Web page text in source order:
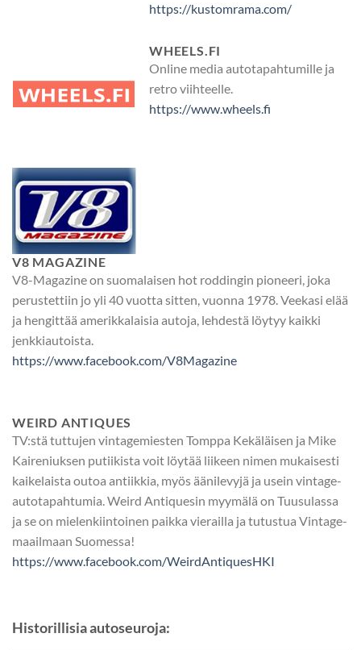
https://kustomrama.com/
WHEELS.FI
Online media autotapahtumille ja
retro viihteelle.
https://www.wheels.fi
V8 MAGAZINE
V8-Magazine on suomalaisen hot roddingin pioneeri, joka
perustettiin jo yli 40 vuotta sitten, vuonna 1978. Veekasi elää
ja hengittää amerikkalaisia autoja, lehdestä löytyy kaikki
jenkkiautoista.
https://www.facebook.com/V8Magazine
WEIRD ANTIQUES
TV:stä tuttujen vintagemiesten Tomppa Kekäläisen ja Mike
Kaireniuksen putiikista voit löytää liikeen nimen mukaisesti
kaikelaista outoa antiikkia, myös äänilevyjä ja usein vintage-
autotapahtumia. Weird Antiquesin myymälä on Tuusulassa
ja se on mielenkiintoinen paikka vierailla ja tutustua Vintage-
maailmaan Suomessa!
https://www.facebook.com/WeirdAntiquesHKI
Historillisia autoseuroja: